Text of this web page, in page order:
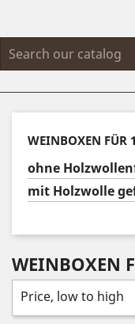
WEINBOXEN FÜR
ohne
mit Holzwolle
WEINBOXEN
Price, low to high